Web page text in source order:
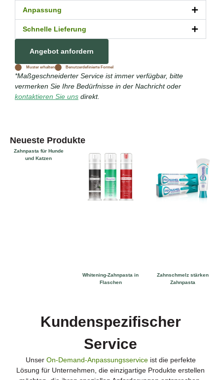
Anpassung
Schnelle Lieferung
Angebot anfordern
Muster erhalten Benutzerdefinierte Formel
*Maßgeschneiderter Service ist immer verfügbar, bitte
vermerken Sie Ihre Bedürfnisse in der Nachricht oder
kontaktieren Sie uns direkt.
Neueste Produkte
Zahnpasta für Hunde
und Katzen
Whitening-Zahnpasta in
Flaschen
Zahnschmelz stärken
Zahnpasta
Kundenspezifischer
Service
Unser On-Demand-Anpassungsserviceist die perfekte
Lösung für Unternehmen, die einzigartige Produkte erstellen